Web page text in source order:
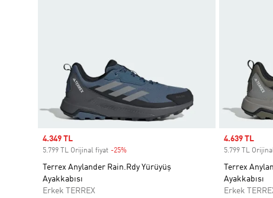
Sale price
4.349 TL
5.799 TL Orijinal fiyat -25%
Terrex Anylander Rain.Rdy Yürüyüş
Ayakkabısı
Erkek TERREX
Sale price
4.639 TL
5.799 TL
Terrex
Ayakkabısı
Erkek